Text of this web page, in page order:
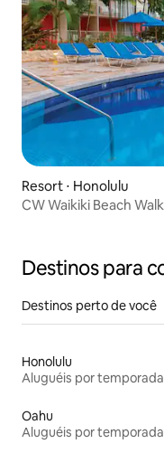
Resort ⋅ Honolulu
CW Waikiki Beach
Destinos para
Destinos perto de você
Honolulu
Aluguéis por temporada
Oahu
Aluguéis por temporada